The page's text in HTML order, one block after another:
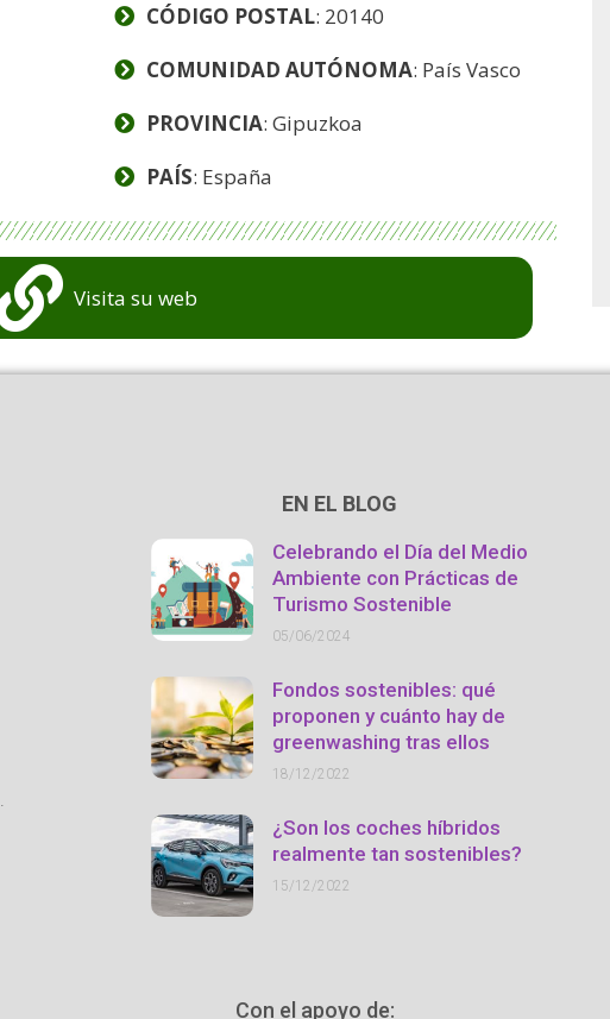
CÓDIGO POSTAL: 20140
COMUNIDAD AUTÓNOMA: País Vasco
PROVINCIA: Gipuzkoa
PAÍS: España
Visita su web
EN EL BLOG
Celebrando el Día del Medio
Ambiente con Prácticas de
Turismo Sostenible
05/06/2024
Fondos sostenibles: qué
proponen y cuánto hay de
greenwashing tras ellos
18/12/2022
¿Son los coches híbridos
realmente tan sostenibles?
15/12/2022
Con el apoyo de: